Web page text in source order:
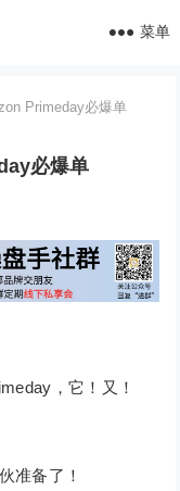
菜单
Primeday必爆单
必爆单
，它！又！
准备了！